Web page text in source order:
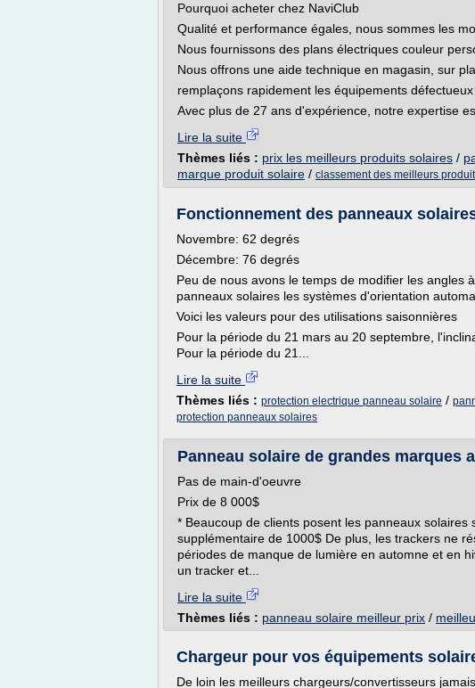
Pourquoi acheter chez NaviClub
Qualité et performance égales, nous sommes les
Nous fournissons des plans électriques couleur
Nous offrons une aide technique en magasin, sur
remplaçons rapidement les équipements défectueux
Avec plus de 27 ans d'expérience, notre expertise
Lire la suite
Thèmes liés : prix les meilleurs produits solaires /
marque produit solaire / classement des meilleurs
Fonctionnement des panneaux
Novembre: 62 degrés
Décembre: 76 degrés
Peu de nous avons le temps de modifier les angles
panneaux solaires les systèmes d'orientation
Voici les valeurs pour des utilisations saisonnières
Pour la période du 21 mars au 20 septembre,
Pour la période du 21...
Lire la suite
Thèmes liés : protection electrique panneau solaire /
protection panneaux solaires
Panneau solaire de grandes marques
Pas de main-d'oeuvre
Prix de 8 000$
* Beaucoup de clients posent les panneaux
supplémentaire de 1000$ De plus, les trackers ne
périodes de manque de lumière en automne et en
un tracker et...
Lire la suite
Thèmes liés : panneau solaire meilleur prix /
Chargeur pour vos équipements
De loin les meilleurs chargeurs/convertisseurs